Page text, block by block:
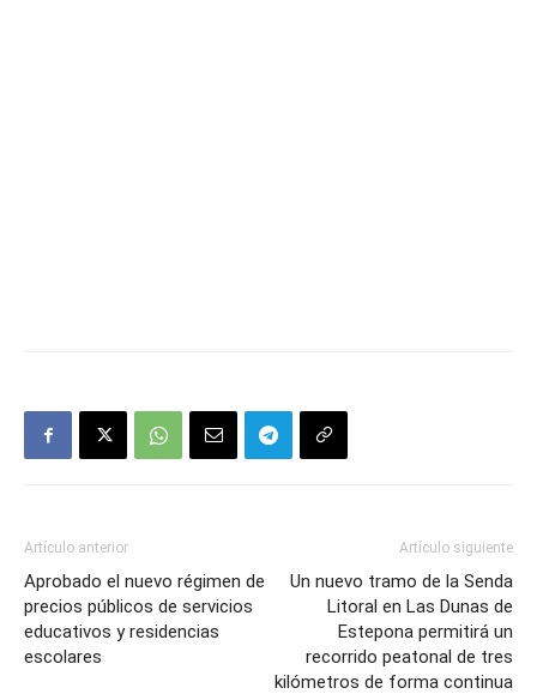
Artículo anterior
Aprobado el nuevo régimen de
precios públicos de servicios
educativos y residencias
escolares
Artículo siguiente
Un nuevo tramo de la Senda
Litoral en Las Dunas de
Estepona permitirá un
recorrido peatonal de tres
kilómetros de forma continua